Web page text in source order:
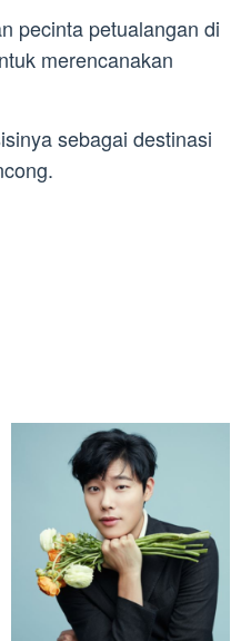
pecinta petualangan di
merencanakan
sebagai destinasi